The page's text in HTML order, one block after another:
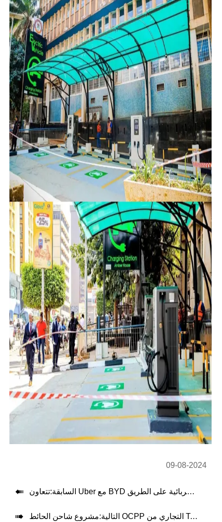
09-08-2024
 السابقة:
 التالية: